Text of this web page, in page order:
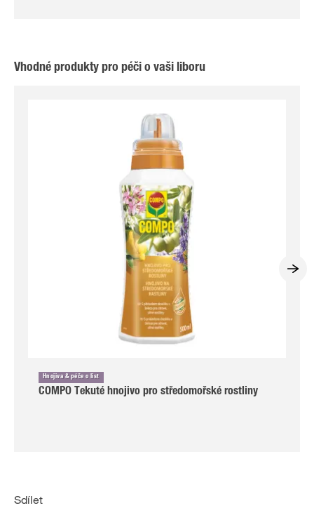
Vhodné produkty pro péči o vaši liboru
Hnojiva & péče o list
COMPO Tekuté hnojivo pro středomořské rostliny
Sdílet